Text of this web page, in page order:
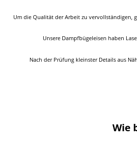
Um die Qualität der Arbeit zu vervollständigen,
Unsere Dampfbügeleisen haben
Nach der Prüfung kleinster Details aus
Wie